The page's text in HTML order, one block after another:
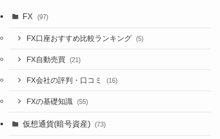
FX (97)
FX口座おすすめ比較ランキング (5)
FX自動売買 (21)
FX会社の評判・口コミ (16)
FXの基礎知識 (55)
仮想通貨(暗号資産) (73)